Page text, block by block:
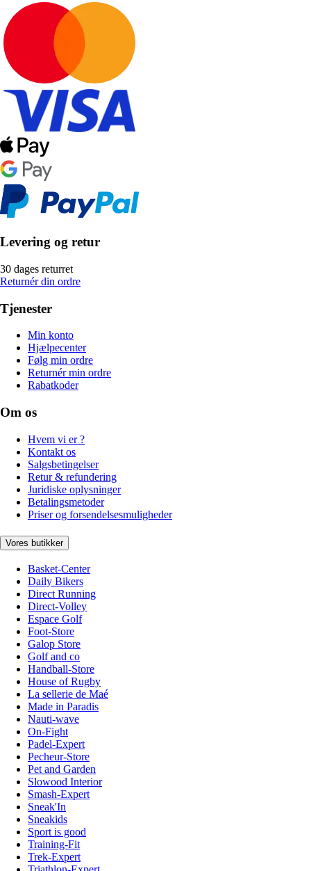
Levering og retur
30 dages returret
Returnér din ordre
Tjenester
Min konto
Hjælpecenter
Følg min ordre
Returnér min ordre
Rabatkoder
Om os
Hvem vi er ?
Kontakt os
Salgsbetingelser
Retur & refundering
Juridiske oplysninger
Betalingsmetoder
Priser og forsendelsesmuligheder
Vores butikker
Basket-Center
Daily Bikers
Direct Running
Direct-Volley
Espace Golf
Foot-Store
Galop Store
Golf and co
Handball-Store
House of Rugby
La sellerie de Maé
Made in Paradis
Nauti-wave
On-Fight
Padel-Expert
Pecheur-Store
Pet and Garden
Slowood Interior
Smash-Expert
Sneak'In
Sneakids
Sport is good
Training-Fit
Trek-Expert